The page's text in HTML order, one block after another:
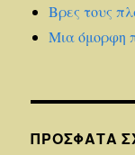
Βρες τους
Μια όμορφη
ΠΡΌΣΦΑΤΑ